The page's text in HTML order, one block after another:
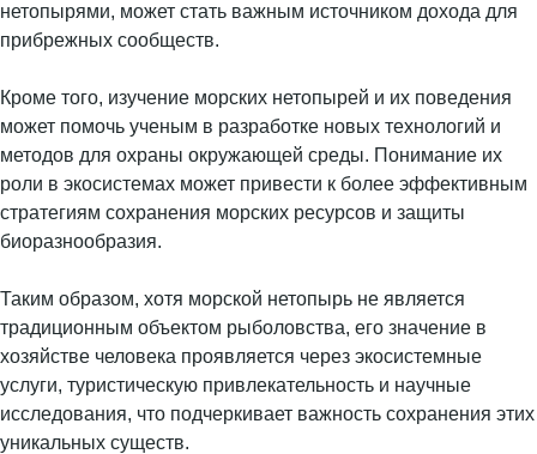
нетопырями, может стать важным источником дохода для
прибрежных сообществ.
Кроме того, изучение морских нетопырей и их поведения
может помочь ученым в разработке новых технологий и
методов для охраны окружающей среды. Понимание их
роли в экосистемах может привести к более эффективным
стратегиям сохранения морских ресурсов и защиты
биоразнообразия.
Таким образом, хотя морской нетопырь не является
традиционным объектом рыболовства, его значение в
хозяйстве человека проявляется через экосистемные
услуги, туристическую привлекательность и научные
исследования, что подчеркивает важность сохранения этих
уникальных существ.